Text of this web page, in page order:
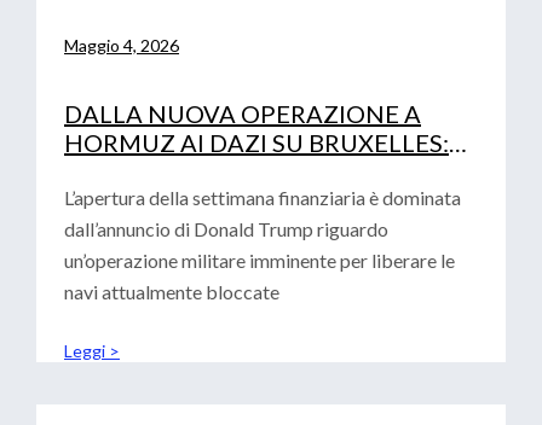
Maggio 4, 2026
DALLA NUOVA OPERAZIONE A
HORMUZ AI DAZI SU BRUXELLES:
L’apertura della settimana finanziaria è dominata
dall’annuncio di Donald Trump riguardo
un’operazione militare imminente per liberare le
navi attualmente bloccate
Leggi >